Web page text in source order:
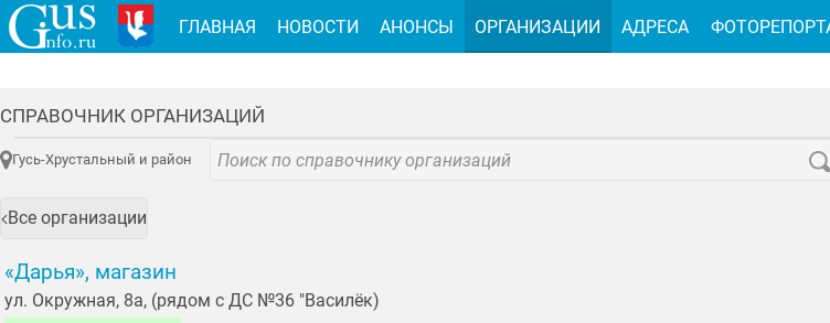
СПРАВОЧНИК ОРГАНИЗАЦИЙ
Гусь-Хрустальный и район
Все организации
«Дарья», магазин
ул. Окружная, 8а, (рядом с ДС №36 "Василёк)
ГЛАВНАЯ НОВОСТИ АНОНСЫ ОРГАНИЗАЦИИ АДРЕСА